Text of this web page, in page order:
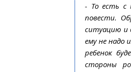
- То есть с
повести.
ситуацию и
ему не надо
ребенок
стороны